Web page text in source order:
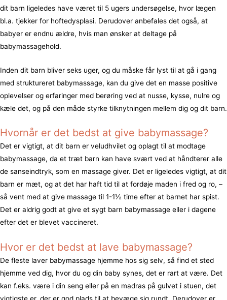
dit barn ligeledes have været til 5 ugers undersøgelse, hvor lægen
bl.a. tjekker for hoftedysplasi. Derudover anbefales det også, at
babyer er endnu ældre, hvis man ønsker at deltage på
babymassagehold.
Inden dit barn bliver seks uger, og du måske får lyst til at gå i gang
med struktureret babymassage, kan du give det en masse positive
oplevelser og erfaringer med berøring ved at nusse, kysse, nulre og
kæle det, og på den måde styrke tilknytningen mellem dig og dit barn.
Hvornår er det bedst at give babymassage?
Det er vigtigt, at dit barn er veludhvilet og oplagt til at modtage
babymassage, da et træt barn kan have svært ved at håndterer alle
de sanseindtryk, som en massage giver. Det er ligeledes vigtigt, at dit
barn er mæt, og at det har haft tid til at fordøje maden i fred og ro, –
så vent med at give massage til 1-1½ time efter at barnet har spist.
Det er aldrig godt at give et sygt barn babymassage eller i dagene
efter det er blevet vaccineret.
Hvor er det bedst at lave babymassage?
De fleste laver babymassage hjemme hos sig selv, så find et sted
hjemme ved dig, hvor du og din baby synes, det er rart at være. Det
kan f.eks. være i din seng eller på en madras på gulvet i stuen, det